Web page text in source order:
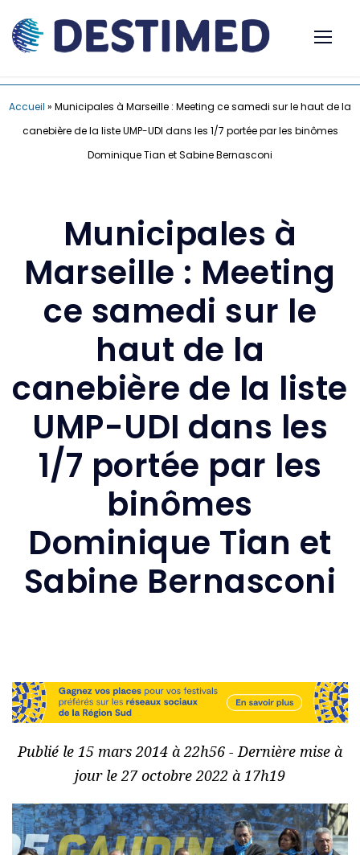
Accueil » Municipales à Marseille : Meeting ce samedi sur le haut de la
canebière de la liste UMP-UDI dans les 1/7 portée par les binômes
Dominique Tian et Sabine Bernasconi
Municipales à
Marseille : Meeting
ce samedi sur le
haut de la
canebière de la liste
UMP-UDI dans les
1/7 portée par les
binômes
Dominique Tian et
Sabine Bernasconi
Publié le 15 mars 2014 à 22h56 - Dernière mise à
jour le 27 octobre 2022 à 17h19